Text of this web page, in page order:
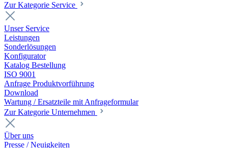
Zur Kategorie Service
Unser Service
Leistungen
Sonderlösungen
Konfigurator
Katalog Bestellung
ISO 9001
Anfrage Produktvorführung
Download
Wartung / Ersatzteile mit Anfrageformular
Zur Kategorie Unternehmen
Über uns
Presse / Neuigkeiten